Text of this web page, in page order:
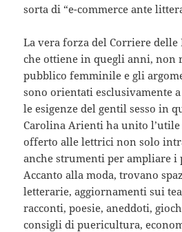
sorta di “e-commerce ante
La vera forza del Corriere delle
che ottiene in quegli anni, non
pubblico femminile e gli
sono orientati esclusivamente
le esigenze del gentil sesso in
Carolina Arienti ha unito
offerto alle lettrici non solo
anche strumenti per ampliare
Accanto alla moda, trovano
letterarie, aggiornamenti sui
racconti, poesie, aneddoti,
consigli di puericultura,